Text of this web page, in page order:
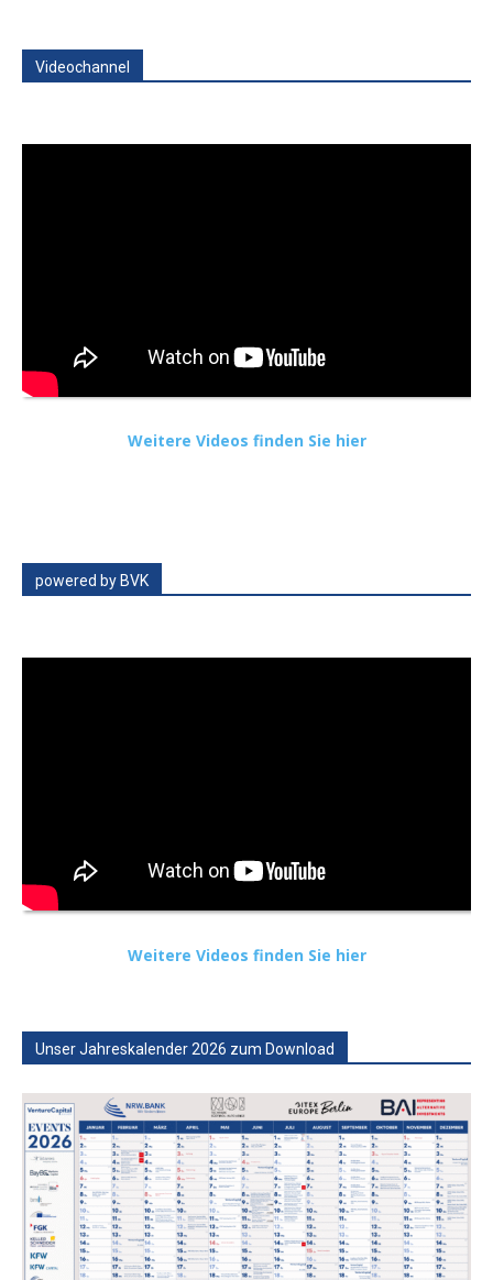
Videochannel
Weitere Videos finden Sie hier
powered by BVK
Weitere Videos finden Sie hier
Unser Jahreskalender 2026 zum Download